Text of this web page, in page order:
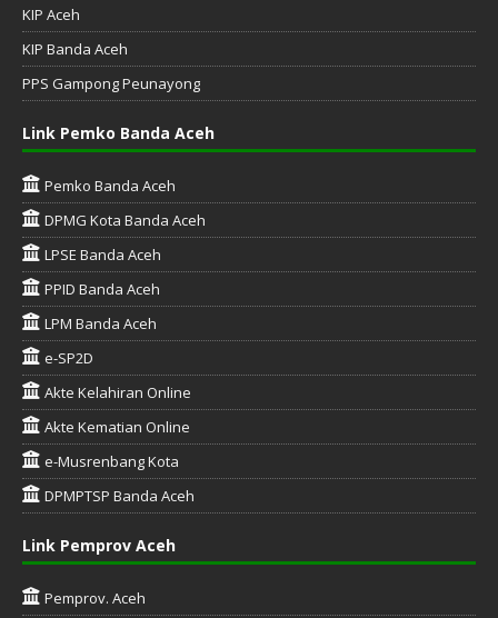
KIP Aceh
KIP Banda Aceh
PPS Gampong Peunayong
Link Pemko Banda Aceh
Pemko Banda Aceh
DPMG Kota Banda Aceh
LPSE Banda Aceh
PPID Banda Aceh
LPM Banda Aceh
e-SP2D
Akte Kelahiran Online
Akte Kematian Online
e-Musrenbang Kota
DPMPTSP Banda Aceh
Link Pemprov Aceh
Pemprov. Aceh